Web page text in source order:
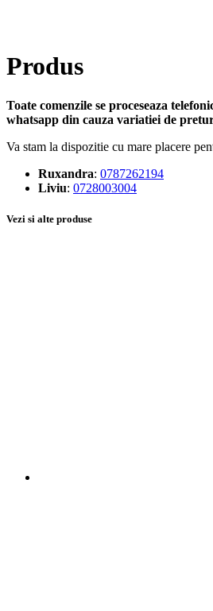
Produs
Toate comenzile se proceseaza
whatsapp din cauza variatiei de
Va stam la dispozitie cu mare placere
Ruxandra: 0787262194
Liviu: 0728003004
Vezi si alte produse